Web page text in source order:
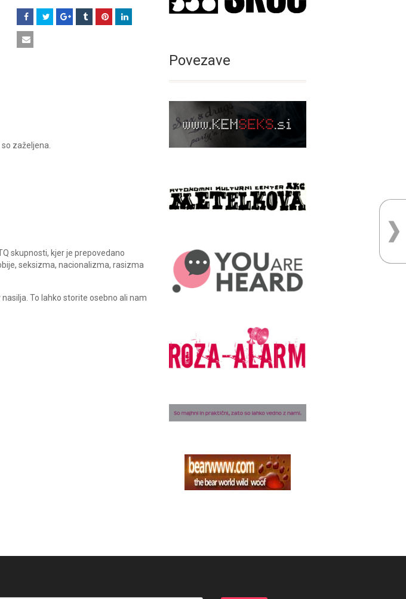
zaželjena.
skupnosti, kjer je prepovedano
seksizma, nacionalizma, rasizma
To lahko storite osebno ali nam
Povezave